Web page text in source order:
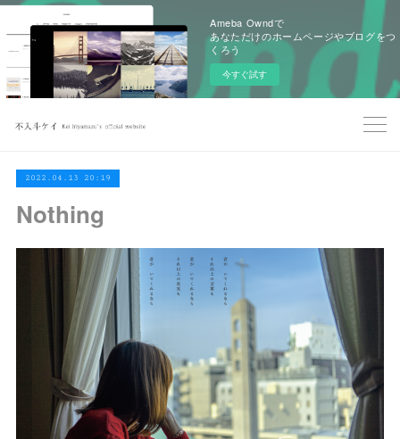
Ameba Owndで
あなただけのホームページやブログをつ
くろう
今すぐ試す
2022.04.13 20:19
Nothing